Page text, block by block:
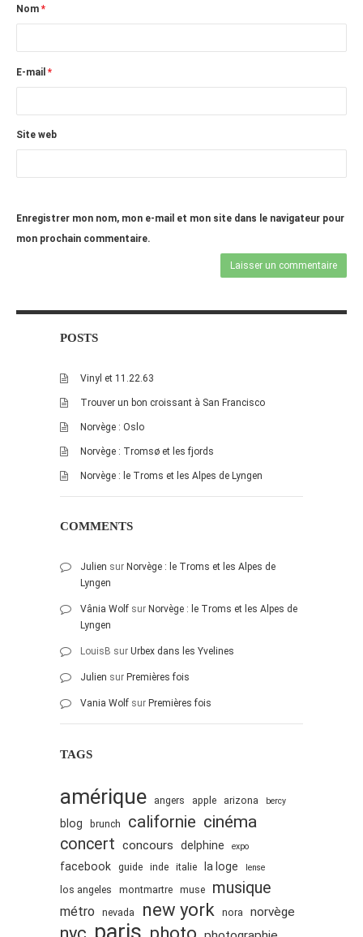
mars 2010
décembre 2009
novembre 2009
octobre 2009
juin 2009
février 2009
décembre 2008
novembre 2008
octobre 2008
Nom *
E-mail *
Site web
Enregistrer mon nom, mon e-mail et mon site dans le navigateur pour
mon prochain commentaire.
POSTS
Vinyl et 11.22.63
Trouver un bon croissant à San Francisco
Norvège : Oslo
Norvège : Tromsø et les fjords
Norvège : le Troms et les Alpes de Lyngen
COMMENTS
Julien sur Norvège : le Troms et les Alpes de
Lyngen
Vânia Wolf sur Norvège : le Troms et les Alpes de
Lyngen
LouisB sur Urbex dans les Yvelines
Julien sur Premières fois
Vania Wolf sur Premières fois
TAGS
amérique angers apple arizona bercy
blog brunch californie cinéma
concert concours delphine expo
facebook guide inde italie la loge lense
los angeles montmartre muse musique
métro nevada new york nora norvège
nyc paris photo